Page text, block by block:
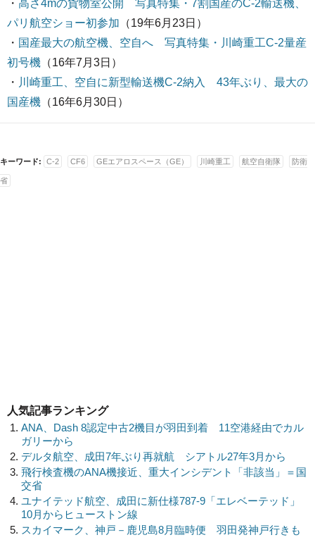
・ 高さ4mの貨物室公開 写真特集・7割国産のC-2輸送機、
パリ航空ショー初参加 （19年6月23日）
・ 国産最大の航空機、空自へ 写真特集・川崎重工C-2量産
初号機 （16年7月3日）
・ 川崎重工、空自に新型輸送機C-2納入 43年ぶり、最大の
国産機 （16年6月30日）
キーワード: C-2 CF6 GEエアロスペース（GE） 川崎重工 航空自衛隊 防衛
省
人気記事ランキング
ANA、Dash 8認定中古2機目が羽田到着 11空港経由でカル
ガリーから
デルタ航空、成田7年ぶり再就航 シアトル27年3月から
飛行検査機のANA機接近、重大インシデント「非該当」＝国
交省
ユナイテッド航空、成田に新仕様787-9「エレベーテッド」
10月からヒューストン線
スカイマーク、神戸－鹿児島8月臨時便 羽田発神戸行きも